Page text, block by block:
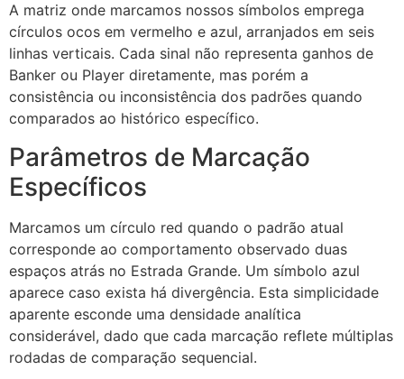
A matriz onde marcamos nossos símbolos emprega
círculos ocos em vermelho e azul, arranjados em seis
linhas verticais. Cada sinal não representa ganhos de
Banker ou Player diretamente, mas porém a
consistência ou inconsistência dos padrões quando
comparados ao histórico específico.
Parâmetros de Marcação
Específicos
Marcamos um círculo red quando o padrão atual
corresponde ao comportamento observado duas
espaços atrás no Estrada Grande. Um símbolo azul
aparece caso exista há divergência. Esta simplicidade
aparente esconde uma densidade analítica
considerável, dado que cada marcação reflete múltiplas
rodadas de comparação sequencial.